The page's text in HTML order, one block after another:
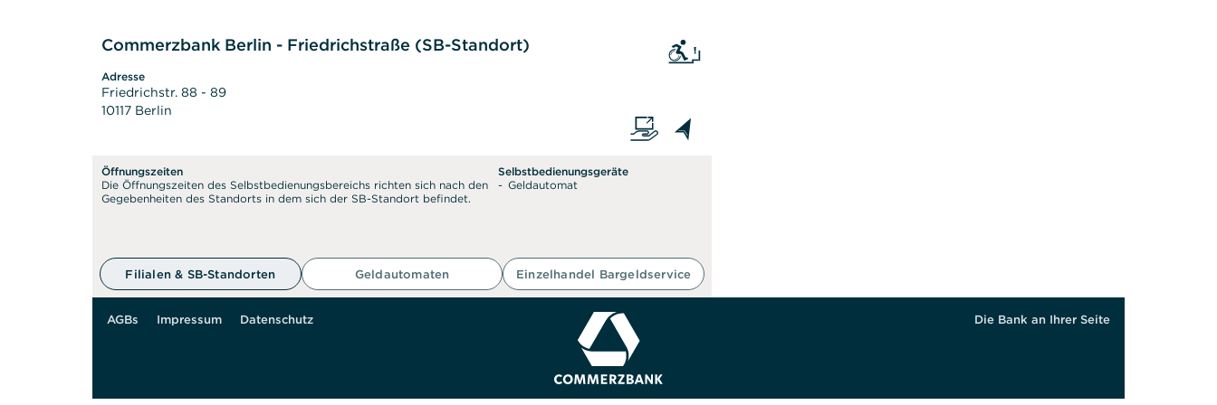
Commerzbank Berlin - Friedrichstraße (SB-Standort) Ein Zugang ist auch mit Hilfe für Sie, als auf den Rollstuhl angewiesener oder sonstig
Adresse
Friedrichstr. 88 - 89
10117 Berlin
Öffnungszeiten
Die Öffnungszeiten des Selbstbedienungsbereichs richten sich nach den
Gegebenheiten des Standorts in dem sich der SB-Standort befindet.
Selbstbedienungsgeräte
Geldautomat
Filialen & SB-Standorten Geldautomaten Einzelhandel Bargeldservice
AGBs Impressum Datenschutz Die Bank an Ihrer Seite